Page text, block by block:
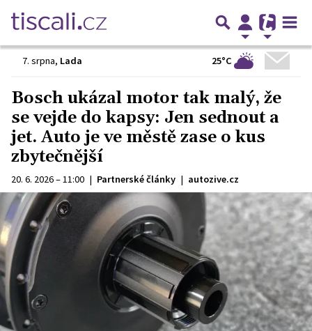
7. srpna, Lada 25°C
Bosch ukázal motor tak malý, že
se vejde do kapsy: Jen sednout a
jet. Auto je ve městě zase o kus
zbytečnější
20. 6. 2026 – 11:00 | Partnerské články | autozive.cz